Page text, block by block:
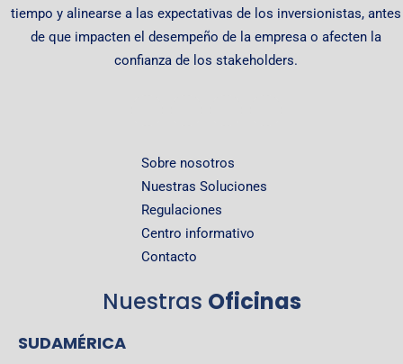
tiempo y alinearse a las expectativas de los inversionistas, antes
de que impacten el desempeño de la empresa o afecten la
confianza de los stakeholders.
Sobre nosotros
Nuestras Soluciones
Regulaciones
Centro informativo
Contacto
Nuestras Oficinas
SUDAMÉRICA